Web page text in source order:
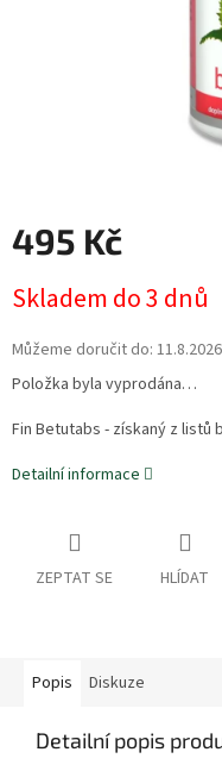
495 Kč
cena:
Skladem do 3 dnů
Můžeme doručit do: 11.8.2026
Položka byla vyprodána…
Fin Betutabs - získaný z listů
Detailní informace
ZEPTAT SE HLÍDAT
Popis Diskuze
Detailní popis